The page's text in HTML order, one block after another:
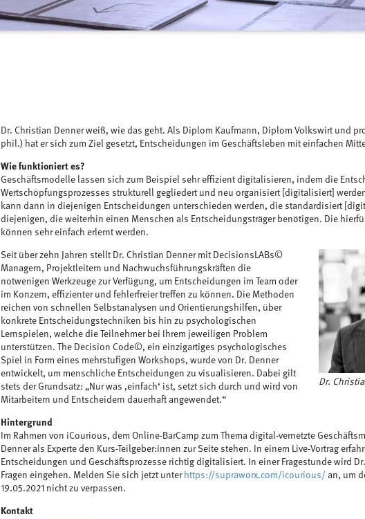
Dr. Christian Denner weiß, wie das geht. Als Diplom Kaufmann, Diplom Volkswirt und
phil.) hat er sich zum Ziel gesetzt, Entscheidungen im Geschäftsleben mit einfachen
Wie funktioniert es?
Geschäftsmodelle lassen sich zum Beispiel sehr effizient digitalisieren, indem die
Wertschöpfungsprozesses strukturell gegliedert und neu organisiert [digitalisiert]
kann dann in diejenigen Entscheidungen unterschieden werden, die standardisiert
diejenigen, die weiterhin einen Menschen als Entscheidungsträger benötigen. Die
können sehr einfach erlernt werden.
Seit über zehn Jahren stellt Dr. Christian Denner mit DecisionsLABs©
Managern, Projektleitern und Nachwuchsführungskräften die
notwenigen Werkzeuge zur Verfügung, um Entscheidungen im Team oder
im Konzern, effizienter und fehlerfreier treffen zu können. Die Methoden
reichen von schnellen Selbstanalysen und Orientierungshilfen, über
konkrete Entscheidungstechniken bis hin zu psychologischen
Lernspielen, welche die Teilnehmer bei Ihrem jeweiligen Problem
unterstützen. The Decision Code©, ein einzigartiges psychologisches
Spiel in Form eines mehrstufigen Workshops, wurde von Dr. Denner
entwickelt, um menschliche Entscheidungen zu visualisieren. Dabei gilt
stets der Grundsatz: „Nur was ‚einfach‘ ist, setzt sich durch und wird von
Mitarbeitern und Entscheidern dauerhaft angewendet.“
Dr.
Hintergrund
Im Rahmen von iCourious, dem Online-BarCamp zum Thema digital-vernetzte
Denner als Experte den Kurs-Teilgeber:innen zur Seite stehen. In einem Live-Vortrag
Entscheidungen und Geschäftsprozesse richtig digitalisiert. In einer Fragestunde wird
Fragen eingehen. Melden Sie sich jetzt unter https://supraworx.com/icourious/ an, um
19.05.2021 nicht zu verpassen.
Kontakt